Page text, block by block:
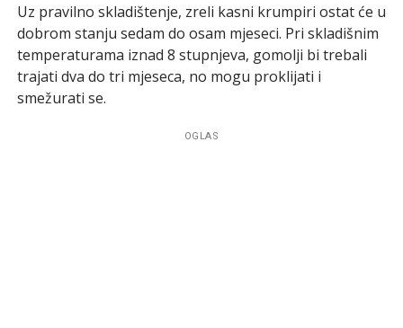
Uz pravilno skladištenje, zreli kasni krumpiri ostat će u
dobrom stanju sedam do osam mjeseci. Pri skladišnim
temperaturama iznad 8 stupnjeva, gomolji bi trebali
trajati dva do tri mjeseca, no mogu proklijati i
smežurati se.
OGLAS